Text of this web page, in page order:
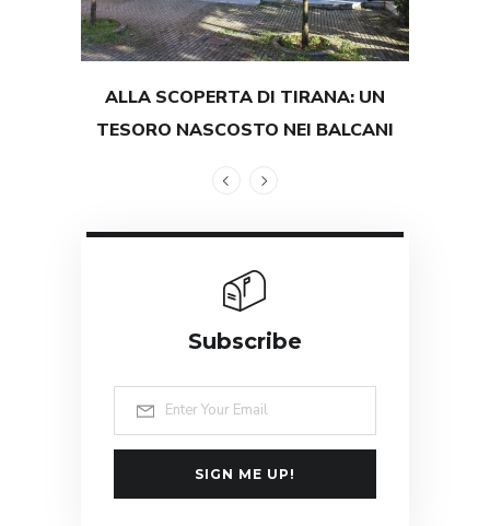
ALLA SCOPERTA DI TIRANA: UN
TESORO NASCOSTO NEI BALCANI
Subscribe
SIGN ME UP!